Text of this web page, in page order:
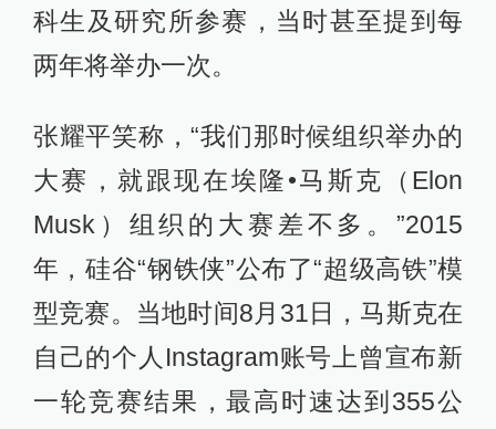
科生及研究所参赛，当时甚至提到每
两年将举办一次。
张耀平笑称，“我们那时候组织举办的
大赛，就跟现在埃隆•马斯克（Elon
Musk）组织的大赛差不多。”2015
年，硅谷“钢铁侠”公布了“超级高铁”模
型竞赛。当地时间8月31日，马斯克在
自己的个人Instagram账号上曾宣布新
一轮竞赛结果，最高时速达到355公